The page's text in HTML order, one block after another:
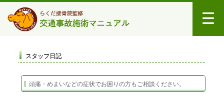
スタッフ日記
頭痛・めまいなどの症状でお困りの方もご相談ください。